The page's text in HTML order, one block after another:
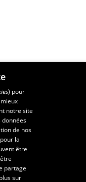
et de design
et de développement
) pour
notre site
données
de nos
la
être
partage
sur